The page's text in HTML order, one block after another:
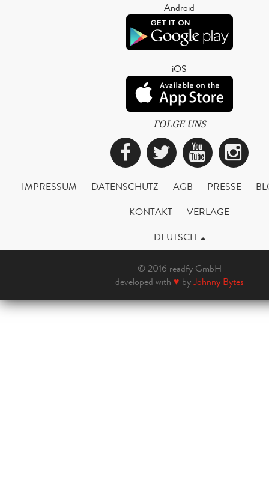
Android
iOS
FOLGE UNS
Facebook
Twitter
IMPRESSUM DATENSCHUTZ AGB PRESSE
KONTAKT
VERLAGE
DEUTSCH
© 2016 readfy GmbH
developed with ♥ byJohnny Bytes